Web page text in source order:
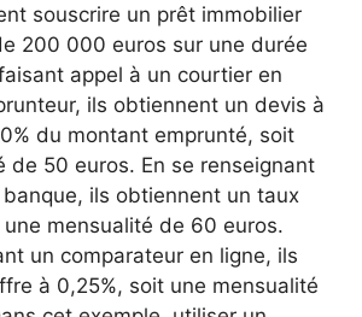
souscrire un prêt immobilier
200 000 euros sur une durée
appel à un courtier en
ils obtiennent un devis à
du montant emprunté, soit
de 50 euros. En se renseignant
ils obtiennent un taux
mensualité de 60 euros.
un comparateur en ligne, ils
à 0,25%, soit une mensualité